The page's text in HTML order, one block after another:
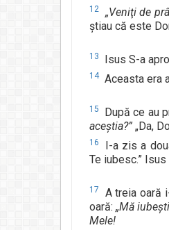
12 „Veniţi de
ştiau că este
13 Isus S-a
14 Aceasta era
15 După ce au
aceştia?” „Da,
16 I-a zis a
Te iubesc.”
17 A treia oară
oară:„Mă
Mele!